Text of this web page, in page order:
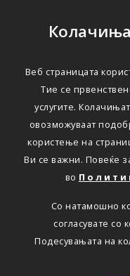
Веб страницата
Тие се
услугите.
овозможуваат
користење на
Ви се важни. Повеќе
во
Со натамошно
согласувате со
Подесувањата на